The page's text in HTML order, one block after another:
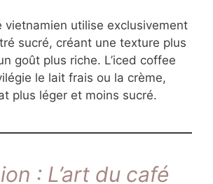
vietnamien utilise exclusivement
sucré, créant une texture plus
goût plus riche. L’iced coffee
le lait frais ou la crème,
plus léger et moins sucré.
: L’art du café